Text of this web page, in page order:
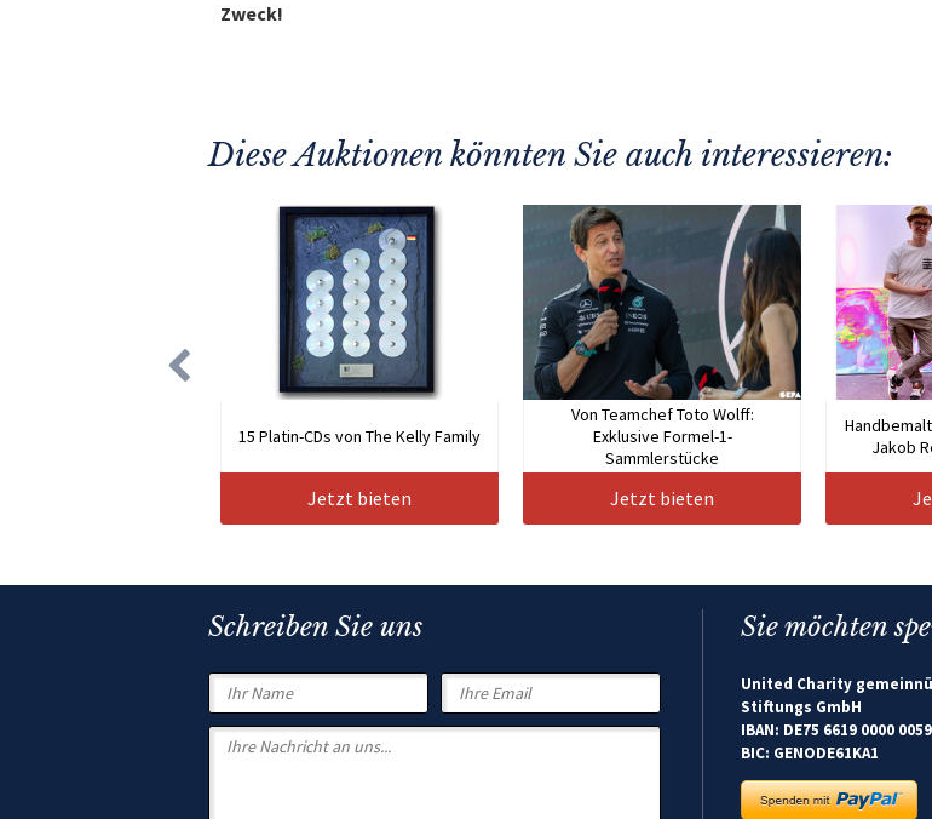
Zweck!
Diese Auktionen könnten Sie auch interessieren:
15 Platin-CDs von The Kelly Family
Jetzt bieten
Von Teamchef Toto Wolff:
Exklusive Formel-1-
Sammlerstücke
Jetzt bieten
Jakob
Schreiben Sie uns Sie möchten
United Charity
Stiftungs GmbH
IBAN: DE75 6619 0000
BIC: GENODE61KA1